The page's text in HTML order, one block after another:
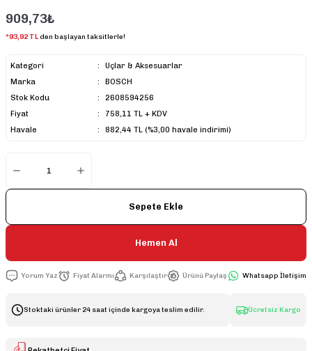
909,73₺
*93,92 TLden başlayan taksitlerle!
Kategori
Uçlar & Aksesuarlar
Marka
BOSCH
Stok Kodu
2608594256
Fiyat
758,11 TL + KDV
Havale
882,44 TL (%3,00 havale indirimi)
Sepete Ekle
Hemen Al
Yorum Yaz Fiyat Alarmı Karşılaştır Ürünü Paylaş Whatsapp İletişim
Stoktaki ürünler 24 saat içinde kargoya teslim edilir. Ücretsiz Kargo